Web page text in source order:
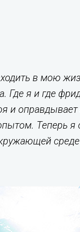
в мою
Где я и где
и
Теперь